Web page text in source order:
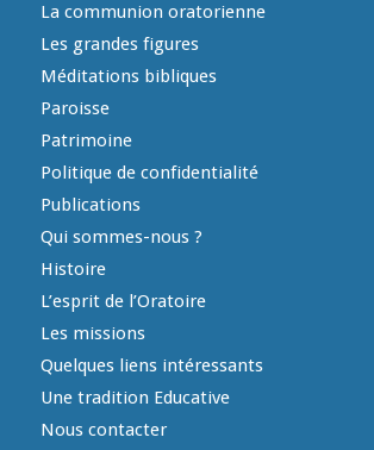
La communion oratorienne
Les grandes figures
Méditations bibliques
Paroisse
Patrimoine
Politique de confidentialité
Publications
Qui sommes-nous ?
Histoire
L’esprit de l’Oratoire
Les missions
Quelques liens intéressants
Une tradition Educative
Nous contacter